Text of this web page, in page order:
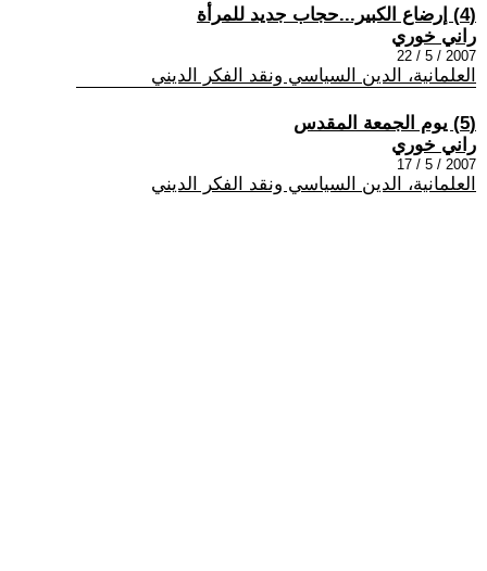
(4) إرضاع الكبير...حجاب جديد للمرأة
راني خوري
2007 / 5 / 22
العلمانية، الدين السياسي ونقد الفكر الديني
(5) يوم الجمعة المقدس
راني خوري
2007 / 5 / 17
العلمانية، الدين السياسي ونقد الفكر الديني